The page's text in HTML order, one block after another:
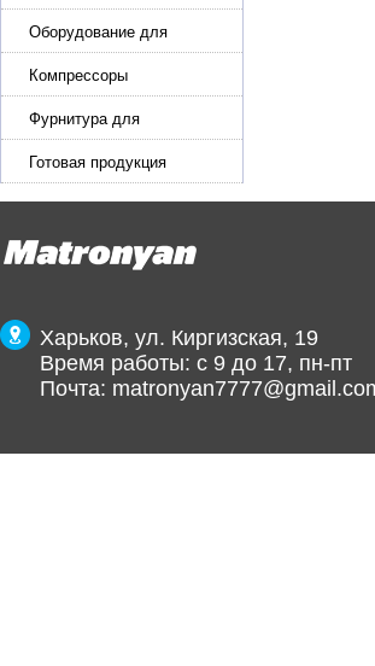
машины для кожи, обуви
Оборудование для
производства и резки
эластичной ленты и стропы
Компрессоры
Фурнитура для
производства ремней
Готовая продукция
Харьков, ул. Киргизская, 19
Время работы: с 9 до 17, пн-пт
Почта: